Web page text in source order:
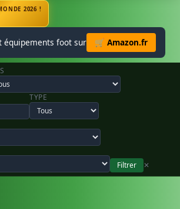
2026 !
équipements foot sur 🛒 Amazon.fr
TYPE
Filtrer
✕